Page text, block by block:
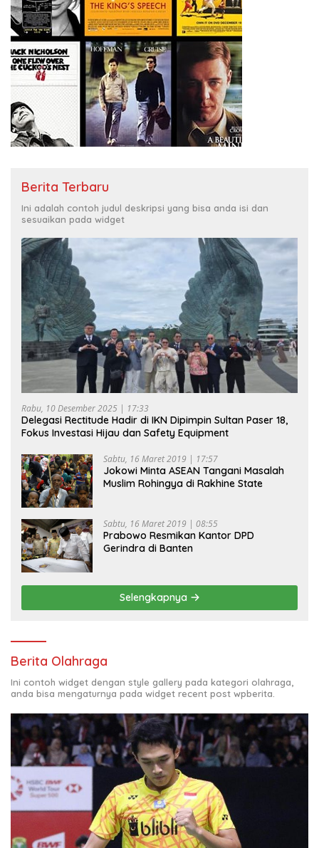
Berita Terbaru
Ini adalah contoh judul deskripsi yang bisa anda isi dan
sesuaikan pada widget
Rabu, 10 Desember 2025 | 17:33
Delegasi Rectitude Hadir di IKN Dipimpin Sultan Paser 18,
Fokus Investasi Hijau dan Safety Equipment
Sabtu, 16 Maret 2019 | 17:57
Jokowi Minta ASEAN Tangani Masalah
Muslim Rohingya di Rakhine State
Sabtu, 16 Maret 2019 | 08:55
Prabowo Resmikan Kantor DPD
Gerindra di Banten
Selengkapnya
Berita Olahraga
Ini contoh widget dengan style gallery pada kategori olahraga,
anda bisa mengaturnya pada widget recent post wpberita.